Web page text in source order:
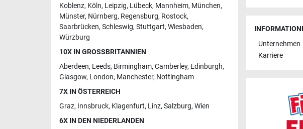
Koblenz, Köln, Leipzig, Lübeck, Mannheim, München,
Münster, Nürnberg, Regensburg, Rostock,
Saarbrücken, Schleswig, Stuttgart, Wiesbaden,
Würzburg
10X IN GROSSBRITANNIEN
Aberdeen, Leeds, Birmingham, Camberley, Edinburgh,
Glasgow, London, Manchester, Nottingham
7X IN ÖSTERREICH
Graz, Innsbruck, Klagenfurt, Linz, Salzburg, Wien
6X IN DEN NIEDERLANDEN
Unternehmen
Karriere